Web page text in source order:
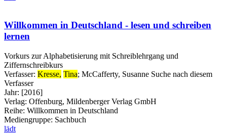
Willkommen in Deutschland - lesen und schreiben
lernen
Vorkurs zur Alphabetisierung mit Schreiblehrgang und
Ziffernschreibkurs
Verfasser: Kresse, Tina; McCafferty, Susanne Suche nach diesem
Verfasser
Jahr: [2016]
Verlag: Offenburg, Mildenberger Verlag GmbH
Reihe: Willkommen in Deutschland
Mediengruppe: Sachbuch
lädt